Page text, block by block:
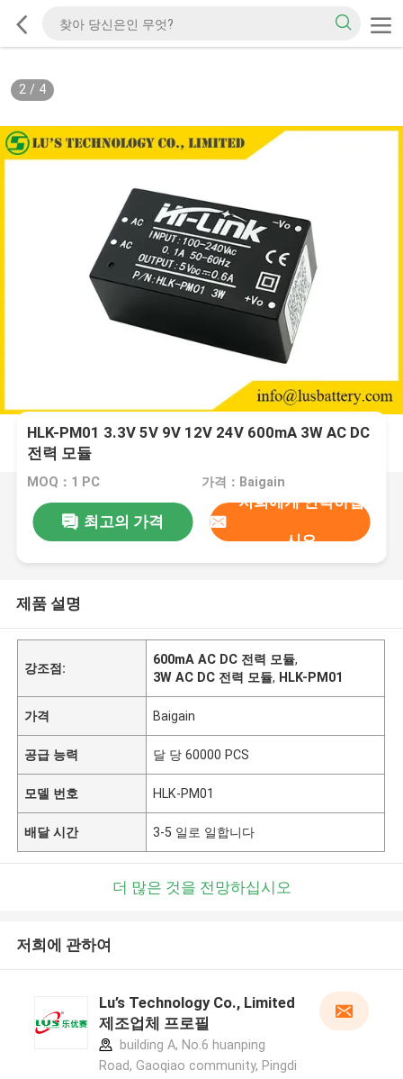
2/ 4
HLK-PM01 3.3V 5V 9V 12V 24V 600mA 3W AC DC
전력 모듈
MOQ：1 PC 가격：Baigain
최고의 가격
저희에게 연락하십
시오
제품 설명
강조점:
600mA AC DC 전력 모듈,
3W AC DC 전력 모듈, HLK-PM01
가격 Baigain
공급 능력 달 당 60000 PCS
모델 번호 HLK-PM01
배달 시간 3-5 일로 일합니다
더 많은 것을 전망하십시오
저희에 관하여
Lu’s Technology Co., Limited
제조업체 프로필
building A, No.6 huanping
Road, Gaoqiao community, Pingdi